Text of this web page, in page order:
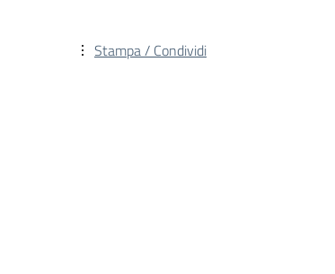
Stampa / Condividi